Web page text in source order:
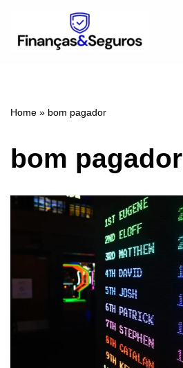
Pular
Home » bom pagador
bom pagador